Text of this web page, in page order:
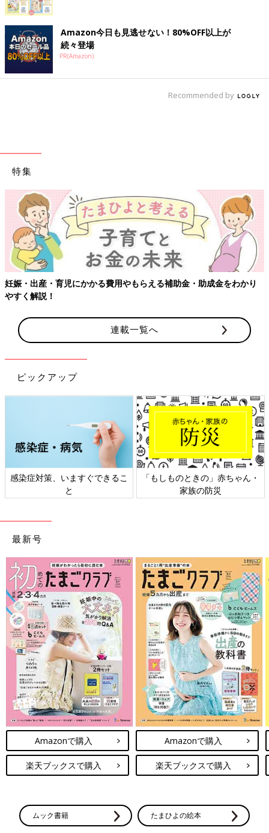
Amazon今日も見逃せない！80%OFF以上が
続々登場
PR(Amazon)
Recommended by
特集
妊娠・出産・育児にかかる費用やもらえる補助金・助成金をわかり
やすく解説！
連載一覧へ
ピックアップ
感染症対策、いますぐできるこ
と
「もしものときの」赤ちゃん・
家族の防災
最新号
Amazonで購入
楽天ブックスで購入
Amazonで購入
楽天ブックスで購入
ムック書籍 たまひよの絵本